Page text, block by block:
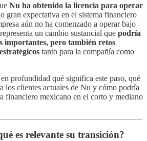
Nu ha obtenido la licencia para operar
gran expectativa en el sistema financiero
aún no ha comenzado a operar bajo
un cambio sustancial que podría
importantes, pero también retos
tanto para la compañía como
profundidad qué significa este paso, qué
los clientes actuales de Nu y cómo podría
financiero mexicano en el corto y mediano
es relevante su transición?